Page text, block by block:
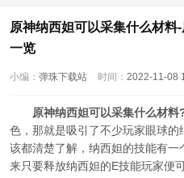
集到的材料一览
原神纳西妲可以采集什么材
一览
小编： 弹珠下载站 时间： 2022-11-08
原神纳西妲可以采集什么材料
色，那就是吸引了不少玩家眼球
该都清楚了解，纳西妲的技能有
来只要释放纳西妲的E技能玩家便